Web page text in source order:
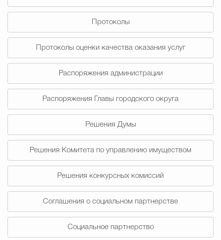
Гостям Городского
Общественная
Градостроительство и
Государственные организации
Протоколы
Протоколы оценки качества оказания услуг
Распоряжения администрации
Распоряжения Главы городского округа
Решения Думы
Решения Комитета по управлению имуществом
Решения конкурсных комиссий
Соглашения о социальном партнерстве
Социальное партнерство